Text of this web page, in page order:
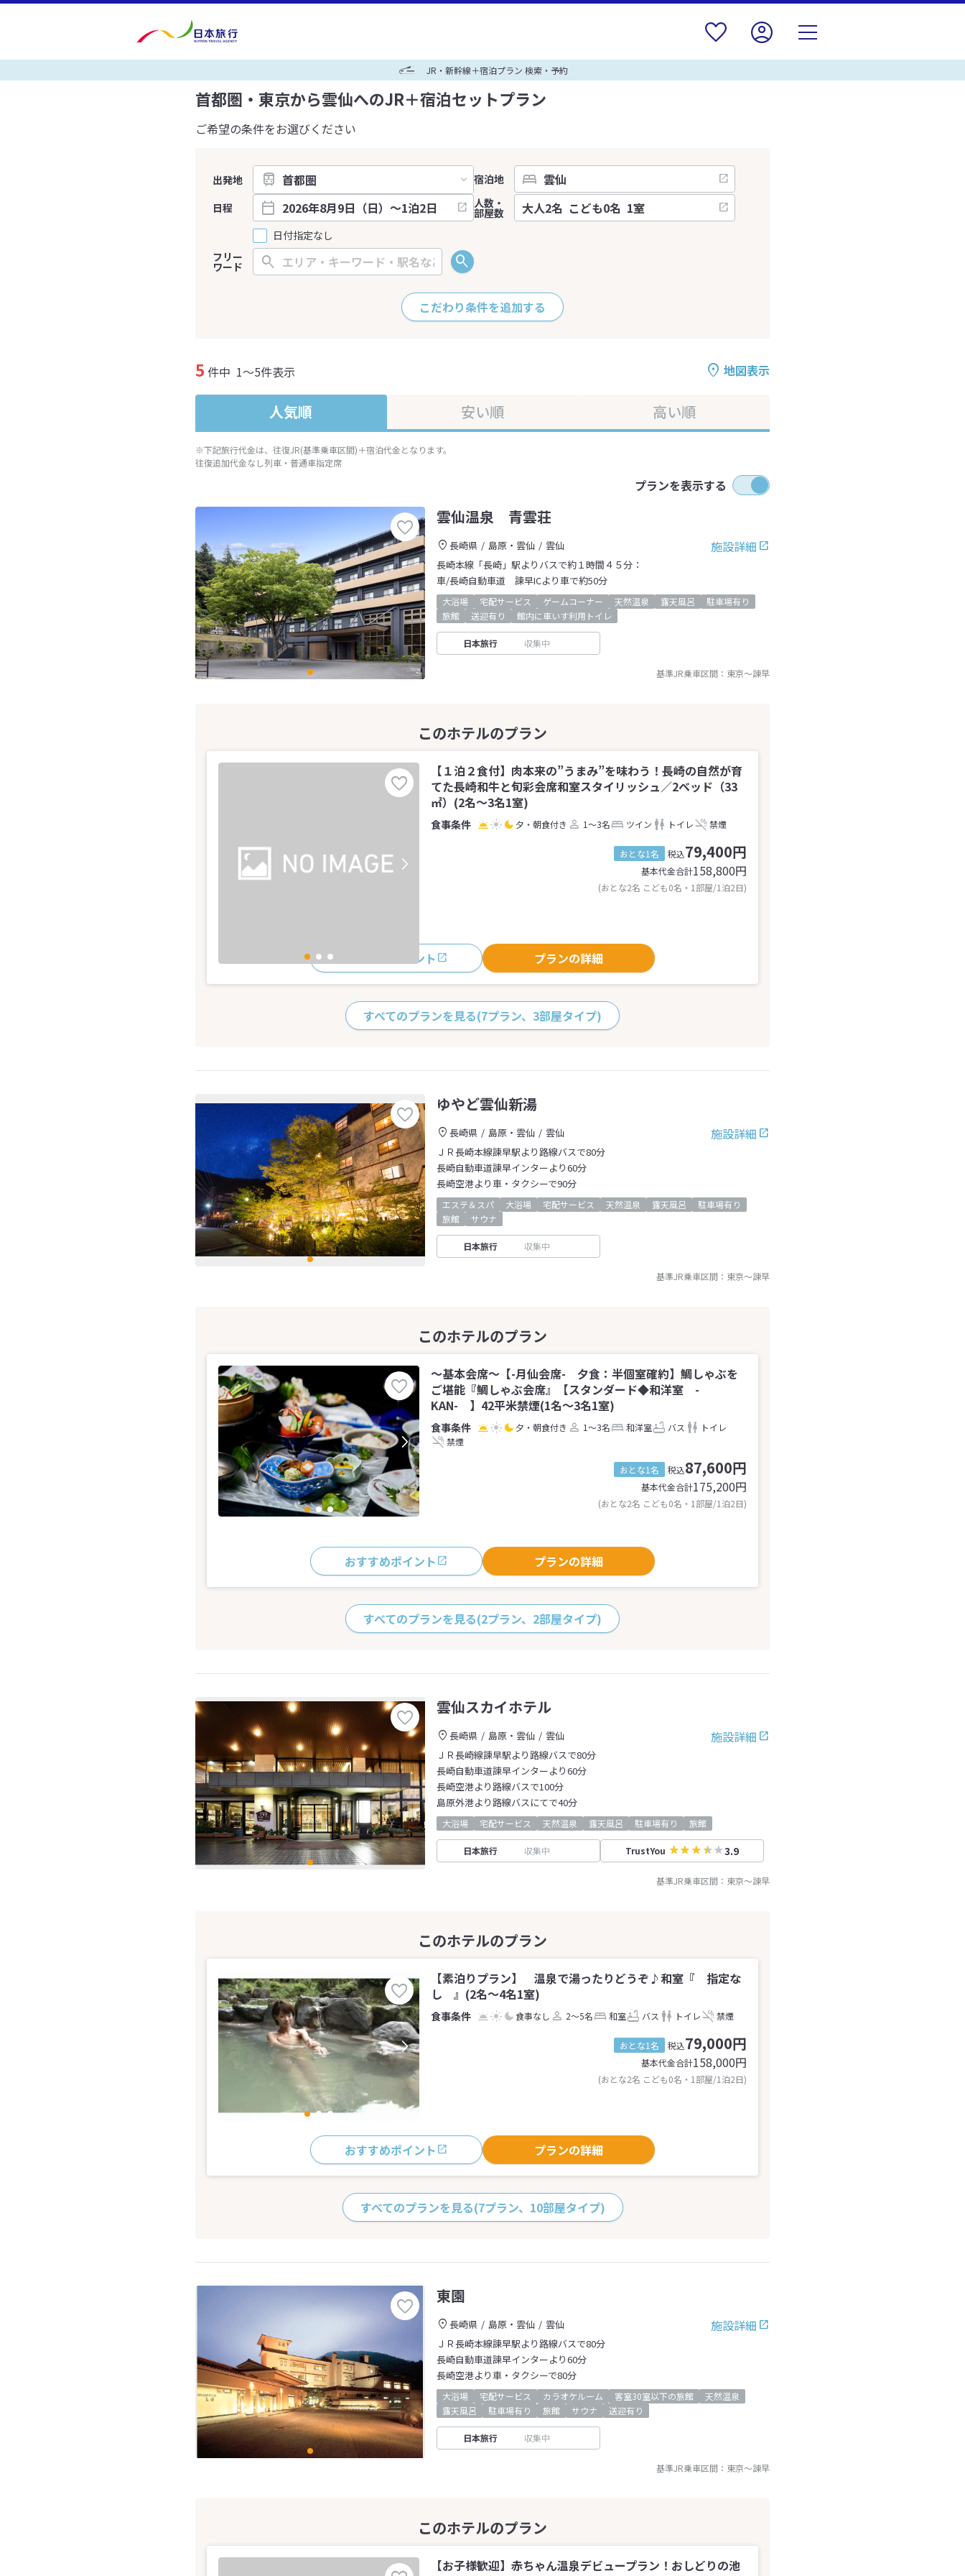
JR・新幹線＋宿泊プラン 検索・予約
首都圏・東京から雲仙へのJR＋宿泊セットプラン
ご希望の条件をお選びください
出発地
宿泊地
日程
日付指定なし
人数・
部屋数
フリー
ワード
こだわり条件を追加する
地図表示
5 件中 1～5件表示
人気順 安い順 高い順
※下記旅行代金は、往復JR(基準乗車区間)＋宿泊代金となります。
往復追加代金なし列車・普通車指定席
プランを表示する
雲仙温泉 青雲荘
施設詳細
長崎県 島原・雲仙
雲仙
長崎本線「長崎」駅よりバスで約１時間４５分：
車/長崎自動車道 諫早ICより車で約50分
大浴場 宅配サービス ゲームコーナー 天然温泉 露天風呂
駐車場有り
旅館
送迎有り 館内に車いす利用トイレ
日本旅行 収集中
基準JR乗車区間： 東京～諫早
【１泊２食付】肉本来の”うまみ”を味わう！長崎の自然が育
てた長崎和牛と旬彩会席和室スタイリッシュ／2ベッド（33
㎡）(2名～3名1室)
夕・朝食付き 1～3名 ツイン トイレ 禁煙
おとな1名 税込79,400円
基本代金合計158,800円
(おとな2名 こども0名・1部屋/1泊2日)
おすすめポイント プランの詳細
すべてのプランを見る(7プラン、3部屋タイプ)
ゆやど雲仙新湯
施設詳細
長崎県 島原・雲仙
雲仙
ＪＲ長崎本線諫早駅より路線バスで80分
長崎自動車道諫早インターより60分
長崎空港より車・タクシーで90分
エステ＆スパ 大浴場 宅配サービス 天然温泉 露天風呂
駐車場有り
旅館
サウナ
日本旅行 収集中
基準JR乗車区間： 東京～諫早
〜基本会席〜【-月仙会席- 夕食：半個室確約】鯛しゃぶを
ご堪能『鯛しゃぶ会席』【スタンダード◆和洋室 -
KAN- 】42平米禁煙(1名～3名1室)
夕・朝食付き 1～3名 和洋室 バス
トイレ
禁煙
おとな1名 税込87,600円
基本代金合計175,200円
(おとな2名 こども0名・1部屋/1泊2日)
おすすめポイント プランの詳細
すべてのプランを見る(2プラン、2部屋タイプ)
雲仙スカイホテル
施設詳細
長崎県 島原・雲仙
雲仙
ＪＲ長崎線諫早駅より路線バスで80分
長崎自動車道諫早インターより60分
長崎空港より路線バスで100分
島原外港より路線バスにてで40分
大浴場 宅配サービス 天然温泉 露天風呂 駐車場有り 旅館
日本旅行 収集中 TrustYou 3.9
基準JR乗車区間： 東京～諫早
【素泊りプラン】 温泉で湯ったりどうぞ♪和室『 指定な
し 』(2名～4名1室)
食事なし 2～5名 和室 バス トイレ 禁煙
おとな1名 税込79,000円
基本代金合計158,000円
(おとな2名 こども0名・1部屋/1泊2日)
おすすめポイント プランの詳細
すべてのプランを見る(7プラン、10部屋タイプ)
東園
施設詳細
長崎県 島原・雲仙
雲仙
ＪＲ長崎本線諫早駅より路線バスで80分
長崎自動車道諫早インターより60分
長崎空港より車・タクシーで80分
大浴場 宅配サービス カラオケルーム 客室30室以下の旅館
天然温泉
露天風呂
駐車場有り 旅館 サウナ 送迎有り
日本旅行 収集中
基準JR乗車区間： 東京～諫早
【お子様歓迎】赤ちゃん温泉デビュープラン！おしどりの池